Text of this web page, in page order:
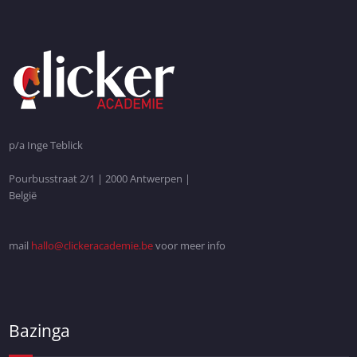
p/a Inge Teblick
Pourbusstraat 2/1 | 2000 Antwerpen |
België
mail hallo@clickeracademie.bevoor meer info
Bazinga